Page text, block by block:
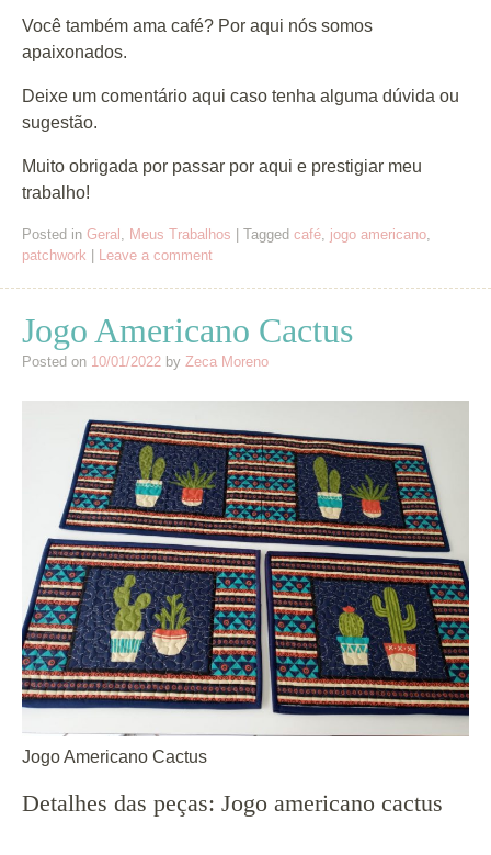
Você também ama café? Por aqui nós somos
apaixonados.
Deixe um comentário aqui caso tenha alguma dúvida ou
sugestão.
Muito obrigada por passar por aqui e prestigiar meu
trabalho!
Posted in Geral , Meus Trabalhos Tagged café, jogo americano,
patchwork
Leave a comment
Jogo Americano Cactus
Posted on 10/01/2022 by Zeca Moreno
Jogo Americano Cactus
Detalhes das peças: Jogo americano cactus